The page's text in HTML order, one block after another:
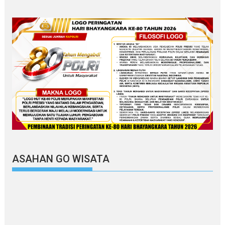
ASAHAN GO WISATA